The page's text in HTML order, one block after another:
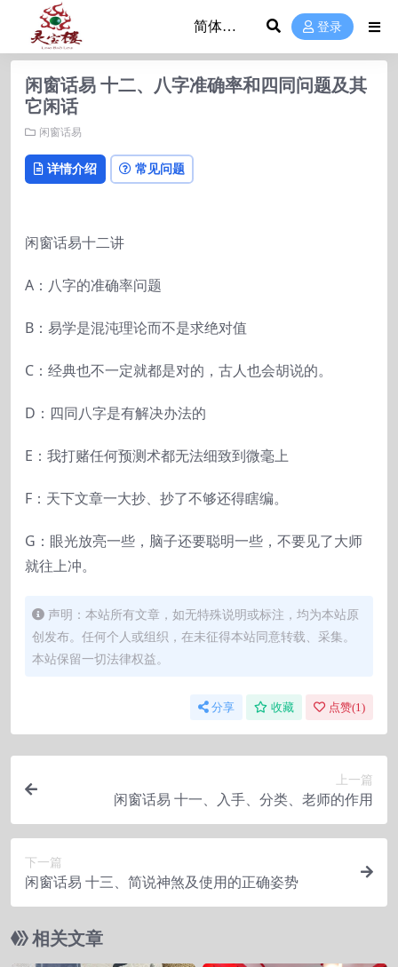
登录
闲窗话易 十二、八字准确率和四同问题及其
它闲话
闲窗话易
详情介绍 常见问题
闲窗话易十二讲
A：八字的准确率问题
B：易学是混沌理论而不是求绝对值
C：经典也不一定就都是对的，古人也会胡说的。
D：四同八字是有解决办法的
E：我打赌任何预测术都无法细致到微毫上
F：天下文章一大抄、抄了不够还得瞎编。
G：眼光放亮一些，脑子还要聪明一些，不要见了大师
就往上冲。
声明：本站所有文章，如无特殊说明或标注，均为本站原
创发布。任何个人或组织，在未征得本站同意转载、采集。
本站保留一切法律权益。
分享 收藏 点赞(1 )
上一篇
闲窗话易 十一、入手、分类、老师的作用
下一篇
闲窗话易 十三、简说神煞及使用的正确姿势
相关文章